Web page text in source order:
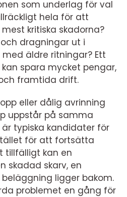
som underlag för val
hela för att
kritiska skadorna?
dragningar ut i
äldre ritningar? Ett
spara mycket pengar,
framtida drift.
eller dålig avrinning
uppstår på samma
typiska kandidater för
för att fortsätta
tillfälligt kan en
skadad skarv, en
ligger bakom.
problemet en gång för